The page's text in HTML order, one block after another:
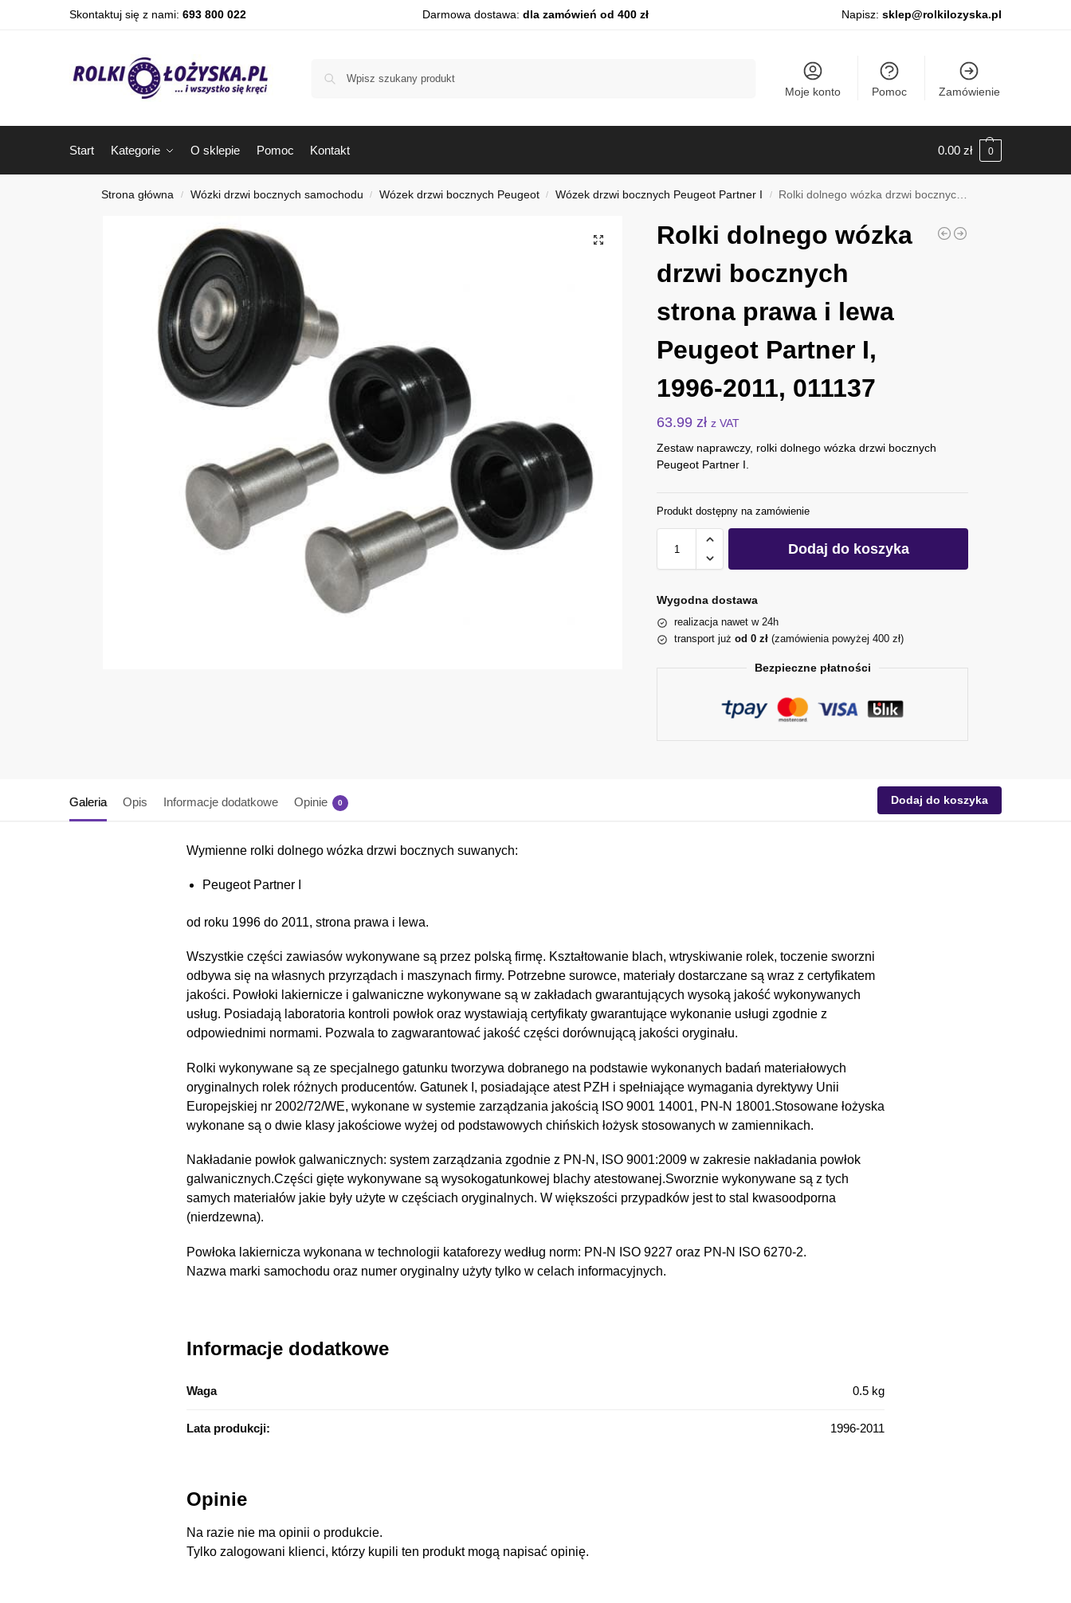
Skontaktuj się z nami: 693 800 022 Darmowa dostawa: dla zamówień od 400 zł Napisz: sklep@rolkilozyska.pl
Moje konto Pomoc Zamówienie
Start Kategorie O sklepie Pomoc Kontakt 0.00 zł 0
Strona główna / Wózki drzwi bocznych samochodu / Wózek drzwi bocznych Peugeot / Wózek drzwi bocznych Peugeot Partner I / Rolki dolnego wózka drzwi bocznych strona prawa i lewa Peugeot Partner I, 1996-2011, 011137
Rolki dolnego wózka
drzwi bocznych
strona prawa i lewa
Peugeot Partner I,
1996-2011, 011137
63.99 zł z VAT
Zestaw naprawczy, rolki dolnego wózka drzwi bocznych
Peugeot Partner I.
Produkt dostępny na zamówienie
Dodaj do koszyka
Wygodna dostawa
realizacja nawet w 24h
transport jużod 0 zł (zamówienia powyżej 400 zł)
Bezpieczne płatności
Galeria Opis Informacje dodatkowe Opinie 0 Dodaj do koszyka
Wymienne rolki dolnego wózka drzwi bocznych suwanych:
Peugeot Partner I
od roku 1996 do 2011, strona prawa i lewa.
Wszystkie części zawiasów wykonywane są przez polską firmę. Kształtowanie blach, wtryskiwanie rolek, toczenie sworzni
odbywa się na własnych przyrządach i maszynach firmy. Potrzebne surowce, materiały dostarczane są wraz z certyfikatem
jakości. Powłoki lakiernicze i galwaniczne wykonywane są w zakładach gwarantujących wysoką jakość wykonywanych
usług. Posiadają laboratoria kontroli powłok oraz wystawiają certyfikaty gwarantujące wykonanie usługi zgodnie z
odpowiednimi normami. Pozwala to zagwarantować jakość części dorównującą jakości oryginału.
Rolki wykonywane są ze specjalnego gatunku tworzywa dobranego na podstawie wykonanych badań materiałowych
oryginalnych rolek różnych producentów. Gatunek I, posiadające atest PZH i spełniające wymagania dyrektywy Unii
Europejskiej nr 2002/72/WE, wykonane w systemie zarządzania jakością ISO 9001 14001, PN-N 18001.Stosowane łożyska
wykonane są o dwie klasy jakościowe wyżej od podstawowych chińskich łożysk stosowanych w zamiennikach.
Nakładanie powłok galwanicznych: system zarządzania zgodnie z PN-N, ISO 9001:2009 w zakresie nakładania powłok
galwanicznych.Części gięte wykonywane są wysokogatunkowej blachy atestowanej.Sworznie wykonywane są z tych
samych materiałów jakie były użyte w częściach oryginalnych. W większości przypadków jest to stal kwasoodporna
(nierdzewna).
Powłoka lakiernicza wykonana w technologii kataforezy według norm: PN-N ISO 9227 oraz PN-N ISO 6270-2.
Nazwa marki samochodu oraz numer oryginalny użyty tylko w celach informacyjnych.
Informacje dodatkowe
Waga 0.5 kg
Lata produkcji: 1996-2011
Opinie
Na razie nie ma opinii o produkcie.
Tylko zalogowani klienci, którzy kupili ten produkt mogą napisać opinię.